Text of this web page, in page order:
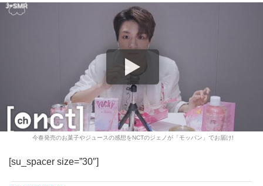
今春発売のお菓子やジュースの感想をNCTのジェノが「モッパン」でお届け!
[su_spacer size=”30″]